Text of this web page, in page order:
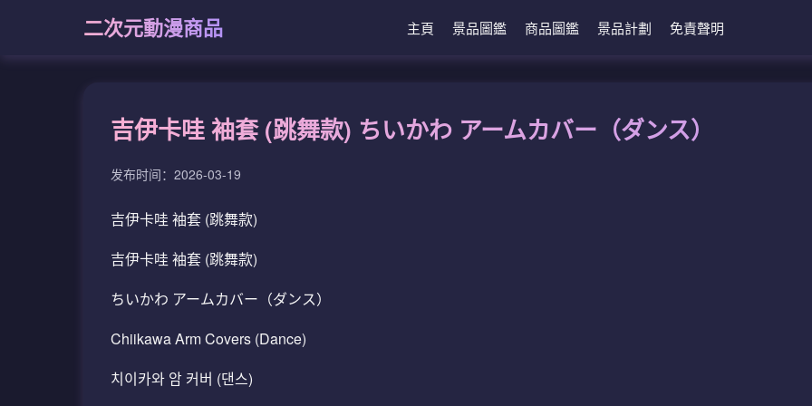
二次元動漫商品 主頁 景品圖鑑 商品圖鑑 景品計劃 免責聲明
吉伊卡哇 袖套 (跳舞款) ちいかわ アームカバー（ダンス）
发布时间：2026-03-19
吉伊卡哇 袖套 (跳舞款)
吉伊卡哇 袖套 (跳舞款)
ちいかわ アームカバー（ダンス）
Chiikawa Arm Covers (Dance)
치이카와 암 커버 (댄스)